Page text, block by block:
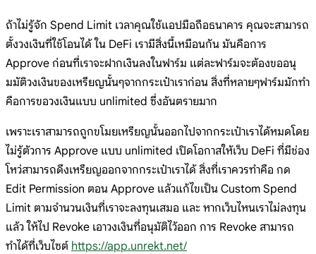
ถ้าไม่รู้จัก Spend Limit เวลาคุณใช้แอปมือถือธนาคาร คุณจะสามารถ
ตั้งวงเงินที่ใช้โอนได้ ใน DeFi เรามีสิ่งนี้เหมือนกัน มันคือการ
Approve ก่อนที่เราจะฝากเงินลงในฟาร์ม แต่ละฟาร์มจะต้องขออนุ
มมัติวงเงินของเหรียญนั้นๆจากกระเป๋าเราก่อน สิ่งที่หลายๆฟาร์มมักทำ
คือการขอวงเงินแบบ unlimited ซึ่งอันตรายมาก
เพราะเราสามารถถูกขโมยเหรียญนั้นออกไปจากกระเป๋าเราได้หมดโดย
ไม่รู้ตัวการ Approve แบบ unlimited เปิดโอกาสให้เว็บ DeFi ที่มีช่อง
โหว่สามารถดึงเหรียญออกจากกระเป๋าเราได้ สิ่งที่เราควรทำคือ กด
Edit Permission ตอน Approve แล้วแก้ไขเป็น Custom Spend
Limit ตามจำนวนเงินที่เราจะลงทุนเสมอ และ หากเว็บไหนเราไม่ลงทุน
แล้ว ให้ไป Revoke เอาวงเงินที่อนุมัติไว้ออก การ Revoke สามารถ
ทำได้ที่เว็บไซต์ https://app.unrekt.net/